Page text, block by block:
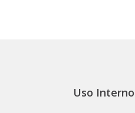
Uso Interno